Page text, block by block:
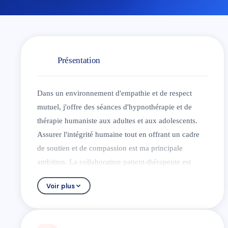
Présentation
Dans un environnement d'empathie et de respect
mutuel, j'offre des séances d'hypnothérapie et de
thérapie humaniste aux adultes et aux adolescents.
Assurer l'intégrité humaine tout en offrant un cadre
de soutien et de compassion est ma principale
ambition. La collaboration patient-thérapeute est
essentielle dans mon approche, elle est co-construite
afin que vous puissiez participer activement au
Voir plus